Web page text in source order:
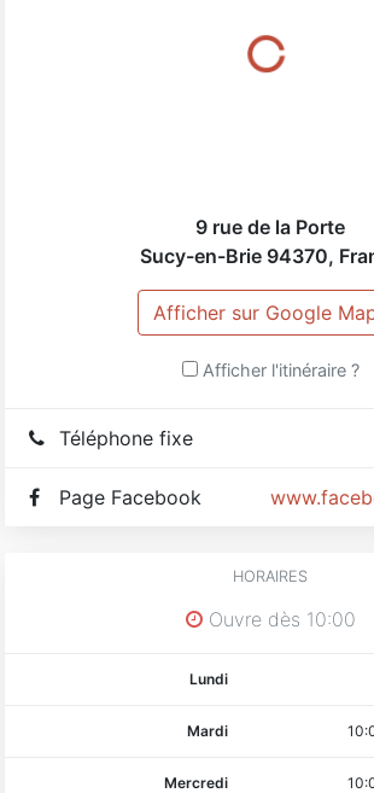
Exposer vos dernières œuvres ou
9 rue de la Porte
Sucy-en-Brie 94370,
Afficher sur Google
Afficher l'itinéraire ?
Téléphone fixe
Page Facebook
HORAIRES
Ouvre dès 10:00
Lundi
Mardi
Mercredi